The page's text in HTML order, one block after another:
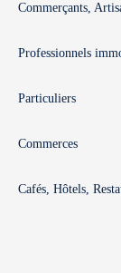
Commerçants,
Professionnels
Particuliers
Commerces
Cafés, Hôtels,